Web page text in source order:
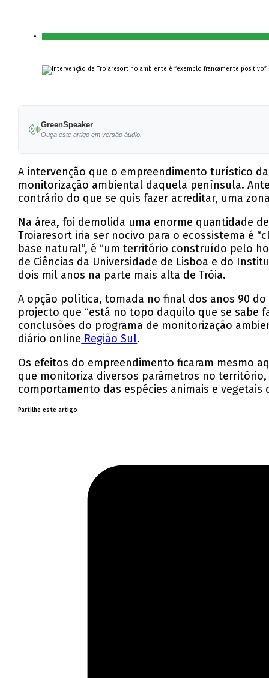
GreenSpeaker
Ouça este artigo em versão áudio.
A intervenção que o empreendimento turístico
monitorização ambiental daquela península.
contrário do que se quis fazer acreditar, uma
Na área, foi demolida uma enorme quantidade
Troiaresort iria ser nocivo para o ecossistema é
base natural”, é “um território construído pelo
de Ciências da Universidade de Lisboa e do
dois mil anos na parte mais alta de Tróia.
A opção política, tomada no final dos anos 90
projecto que “está no topo daquilo que se sabe
conclusões do programa de monitorização
diário online Região Sul.
Os efeitos do empreendimento ficaram mesmo
que monitoriza diversos parâmetros no
comportamento das espécies animais e
Partilhe este artigo